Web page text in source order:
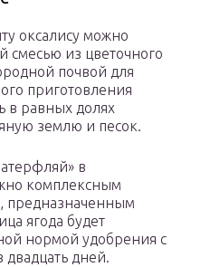
оксалису можно
смесью из цветочного
почвой для
приготовления
в равных долях
землю и песок.
в
комплексным
предназначенным
ягода будет
нормой удобрения с
дней.